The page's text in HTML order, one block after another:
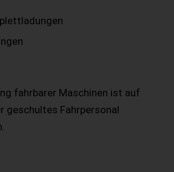
fahrbarer Maschinen ist auf
geschultes Fahrpersonal